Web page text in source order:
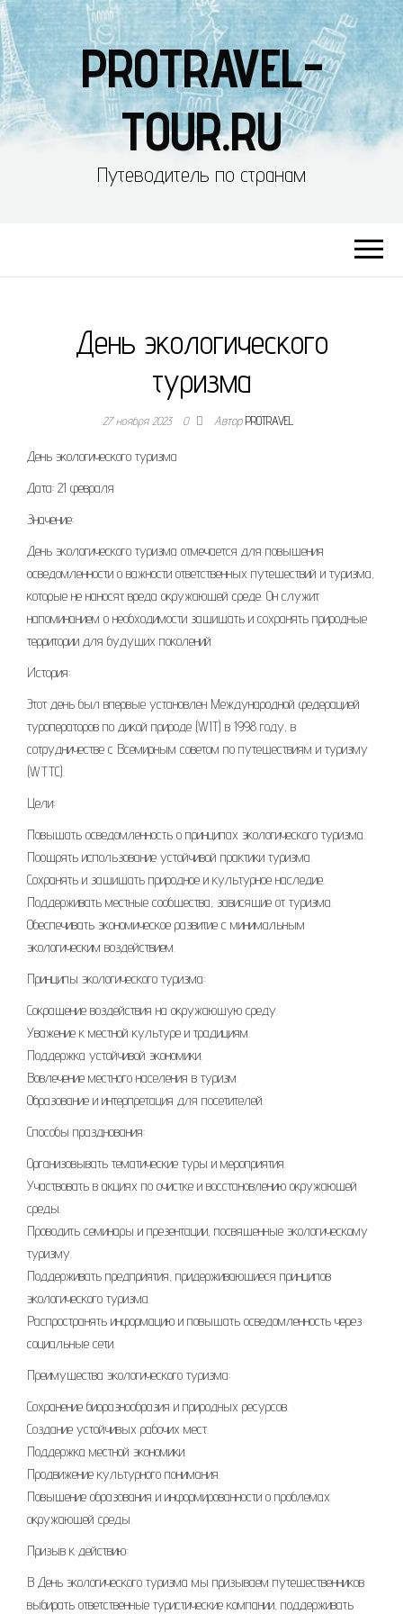
PROTRAVEL-
TOUR.RU
Путеводитель по странам
День экологического
туризма
27 ноября 2023 0 АвторPROTRAVEL
День экологического туризма
Дата: 21 февраля
Значение:
День экологического туризма отмечается для повышения
осведомленности о важности ответственных путешествий и туризма,
которые не наносят вреда окружающей среде. Он служит
напоминанием о необходимости защищать и сохранять природные
территории для будущих поколений.
История:
Этот день был впервые установлен Международной федерацией
туроператоров по дикой природе (WIT) в 1998 году, в
сотрудничестве с Всемирным советом по путешествиям и туризму
(WTTC).
Цели:
Повышать осведомленность о принципах экологического туризма.
Поощрять использование устойчивой практики туризма.
Сохранять и защищать природное и культурное наследие.
Поддерживать местные сообщества, зависящие от туризма.
Обеспечивать экономическое развитие с минимальным
экологическим воздействием.
Принципы экологического туризма:
Сокращение воздействия на окружающую среду.
Уважение к местной культуре и традициям.
Поддержка устойчивой экономики.
Вовлечение местного населения в туризм.
Образование и интерпретация для посетителей.
Способы празднования:
Организовывать тематические туры и мероприятия.
Участвовать в акциях по очистке и восстановлению окружающей
среды.
Проводить семинары и презентации, посвященные экологическому
туризму.
Поддерживать предприятия, придерживающиеся принципов
экологического туризма.
Распространять информацию и повышать осведомленность через
социальные сети.
Преимущества экологического туризма:
Сохранение биоразнообразия и природных ресурсов.
Создание устойчивых рабочих мест.
Поддержка местной экономики.
Продвижение культурного понимания.
Повышение образования и информированности о проблемах
окружающей среды.
Призыв к действию:
В День экологического туризма мы призываем путешественников
выбирать ответственные туристические компании, поддерживать